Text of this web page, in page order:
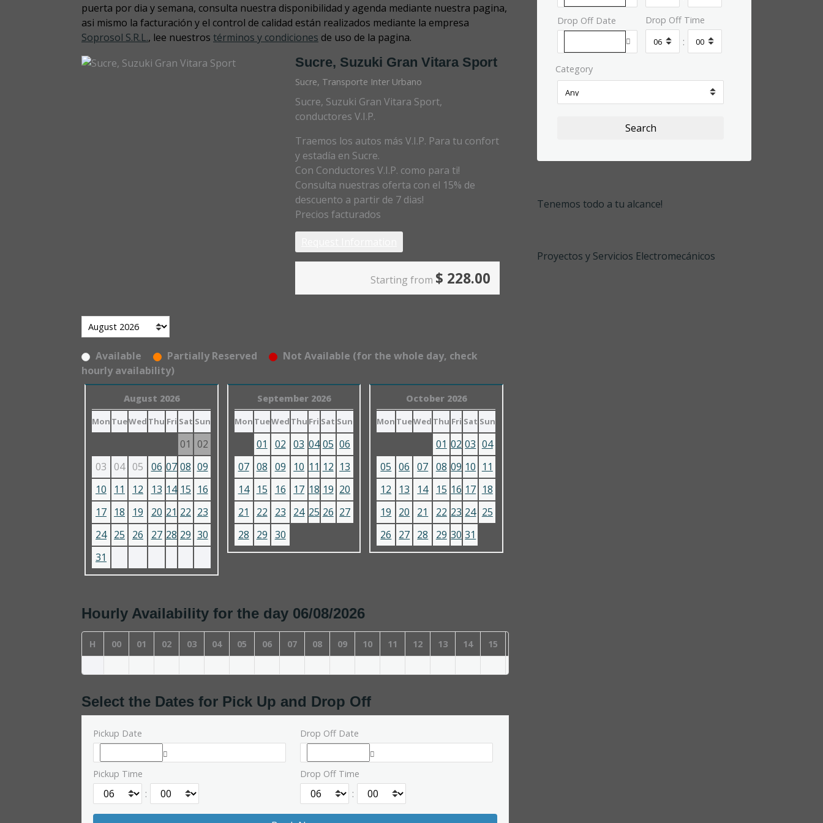
puerta por dia y semana, consulta nuestra disponibilidad y agenda mediante nuestra pagina,
asi mismo la facturación y el control de calidad están realizados mediante la empresa
Soprosol S.R.L., lee nuestros términos y condiciones de uso de la pagina.
Sucre, Suzuki Gran Vitara Sport
Sucre, Transporte Inter Urbano
Sucre, Suzuki Gran Vitara Sport,
conductores V.I.P.
Traemos los autos más V.I.P. Para tu confort
y estadía en Sucre.
Con Conductores V.I.P. como para ti!
Consulta nuestras oferta con el 15% de
descuento a partir de 7 dias!
Precios facturados
Starting from $ 228.00
Available Partially Reserved
Not Available (for the whole day, check
hourly availability)
August 2026
Mon TueWed Thu Fri Sat Sun
01
02
03
04 05 06 07 08 09
10
11 12 13 14 15 16
17
18 19 20 21 22 23
24 25 26 27 28 29 30
31
September 2026
Mon TueWed Thu Fri Sat Sun
01 02 03 04 05 06
07 08 09 10 11 12 13
14
15 16 17 18 19 20
21
22 23 24 25 26 27
28
29 30
October 2026
Mon TueWed Thu Fri Sat Sun
01 02 03 04
05
06 07 08 09 10 11
12
13 14 15 16 17 18
19
20 21 22 23 24 25
26
27 28 29 30 31
Hourly Availability for the day 06/08/2026
H 00 01 02 03 04 05 06 07 08 09 10 11 12 13 14 15
Select the Dates for Pick Up and Drop Off
Pickup Date
Pickup Time
:
Drop Off Date
Drop Off Time
:
Drop Off Date Drop Off Time
:
Category
Search
Tenemos todo a tu alcance!
Proyectos y Servicios Electromecánicos